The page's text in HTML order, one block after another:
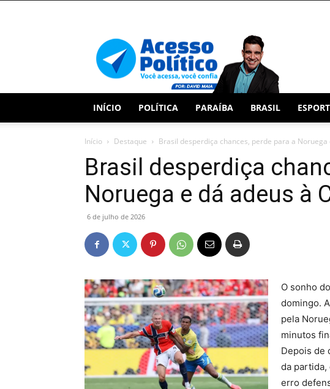
INÍCIO POLÍTICA PARAÍBA BRASIL
Início Destaque Brasil desperdiça chances, perde para a Noruega
Brasil desperdiça
Noruega e dá adeus à
6 de julho de 2026
O sonho
domingo.
pela
minutos
Depois de
da partida,
erro